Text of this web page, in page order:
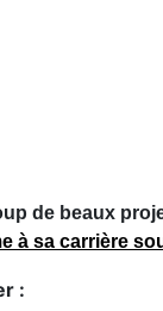
de beaux
à sa carrière
: